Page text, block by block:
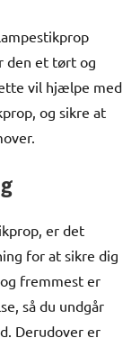
den et tørt og
vil hjælpe med
og sikre at
er det
for at sikre dig
fremmest er
så du undgår
Derudover er